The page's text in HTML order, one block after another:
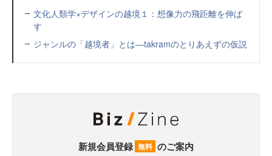
文化人類学×デザインの越境１：想像力の飛距離を伸ば
す
ジャンルの「越境者」とは―takramのとりあえずの仮説
新規会員登録 無料 のご案内